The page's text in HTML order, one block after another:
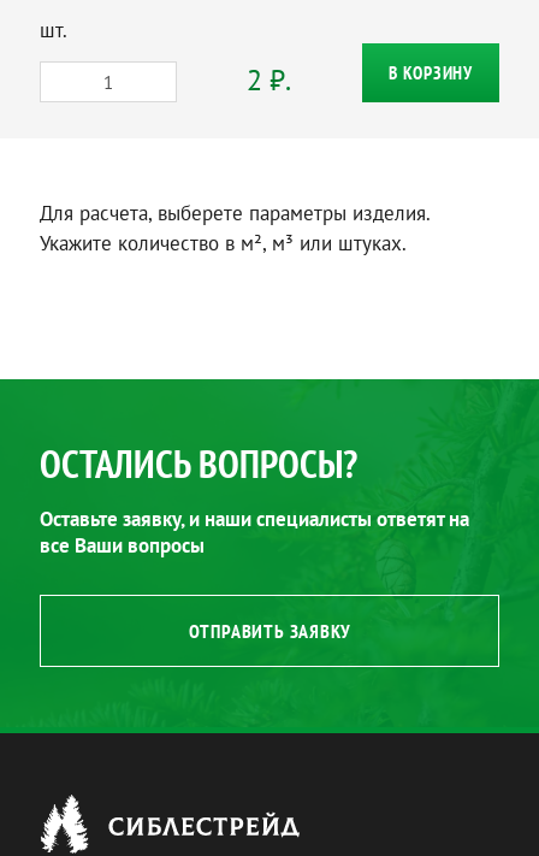
шт.
2 ₽. В КОРЗИНУ
Для расчета, выберете параметры изделия.
Укажите количество в м², м³ или штуках.
ОСТАЛИСЬ ВОПРОСЫ?
Оставьте заявку, и наши специалисты ответят на
все Ваши вопросы
ОТПРАВИТЬ ЗАЯВКУ